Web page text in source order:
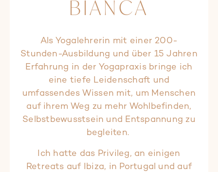
BIANCA
Als Yogalehrerin mit einer 200-
Stunden-Ausbildung und über 15 Jahren
Erfahrung in der Yogapraxis bringe ich
eine tiefe Leidenschaft und
umfassendes Wissen mit, um Menschen
auf ihrem Weg zu mehr Wohlbefinden,
Selbstbewusstsein und Entspannung zu
begleiten.
Ich hatte das Privileg, an einigen
Retreats auf Ibiza, in Portugal und auf